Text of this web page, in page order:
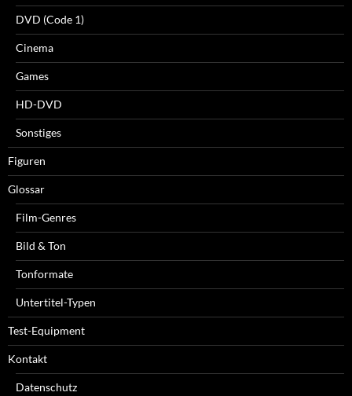
DVD (Code 1)
Cinema
Games
HD-DVD
Sonstiges
Figuren
Glossar
Film-Genres
Bild & Ton
Tonformate
Untertitel-Typen
Test-Equipment
Kontakt
Datenschutz